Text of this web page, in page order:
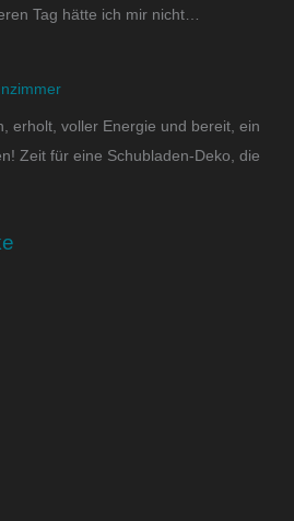
Tag hätte ich mir nicht…
erholt, voller Energie und bereit, ein
Zeit für eine Schubladen-Deko, die